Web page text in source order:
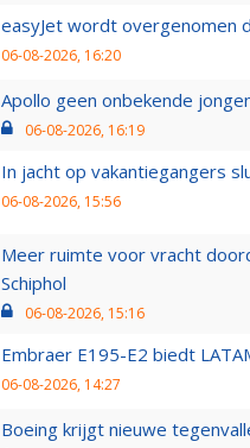
easyJet wordt overgenomen
06-08-2026, 16:20
Apollo geen onbekende
06-08-2026, 16:19
In jacht op vakantiegangers
06-08-2026, 15:56
Meer ruimte voor vracht
Schiphol
06-08-2026, 15:16
Embraer E195-E2 biedt
06-08-2026, 14:27
Boeing krijgt nieuwe